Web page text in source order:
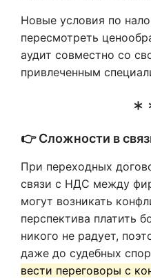
Новые условия по
пересмотреть
аудит совместно со
привлеченным
👉 Сложности в
При переходных
связи с НДС между
могут возникать
перспектива платить
никого не радует,
даже до судебных
вести переговоры с